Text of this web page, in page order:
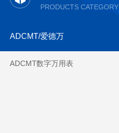
PRODUCTS CATEGORY
ADCMT/爱德万
ADCMT数字万用表